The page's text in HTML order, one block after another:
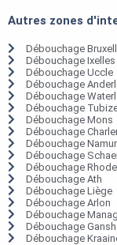
Autres zones
Débouchage
Débouchage Ixelles
Débouchage Uccle
Débouchage
Débouchage
Débouchage
Débouchage Mons
Débouchage
Débouchage Namur
Débouchage
Débouchage
Débouchage Ath
Débouchage Liège
Débouchage Arlon
Débouchage
Débouchage
Débouchage